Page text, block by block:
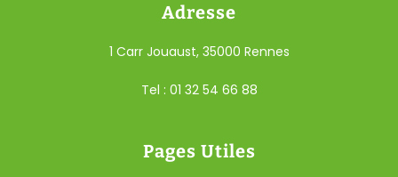
Adresse
1 Carr Jouaust, 35000 Rennes
Tel : 01 32 54 66 88
Pages Utiles